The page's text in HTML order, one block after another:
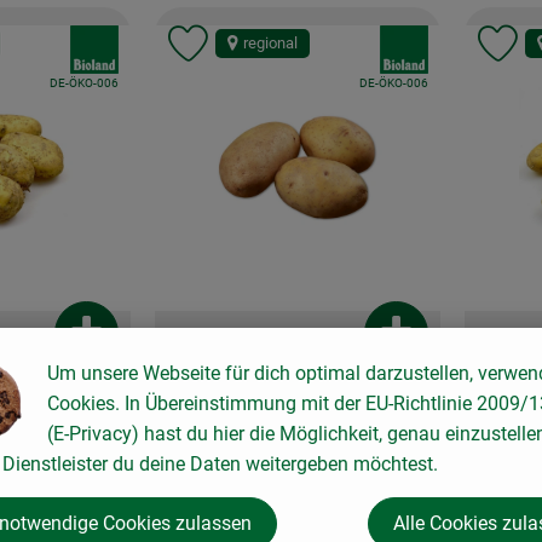
, Kontrollstelle:
DE-ÖKO-006
hinzufügen
, Preis:
2,79 €/ kg
Große Frühkartoffel
vorwiegend festkochend
, Herkunft:
Produkt zum
, Kontrollstelle:
DE-ÖKO-006
regional
Produkt zu Favouriten hinzufügen
,
2,99
Um unsere Webseite für dich optimal darzustellen,
Cookies. In Übereinstimmung mit der EU-Richtlinie 2009/
(E-Privacy) hast du hier die Möglichkeit, genau
du deine Daten weitergeben möchtest.
Cookies zulassen Alle Cookies